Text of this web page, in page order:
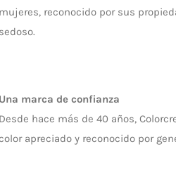
mujeres, reconocido por sus
sedoso.
Una marca de confianza
Desde hace más de 40 años,
apreciado y reconocido por